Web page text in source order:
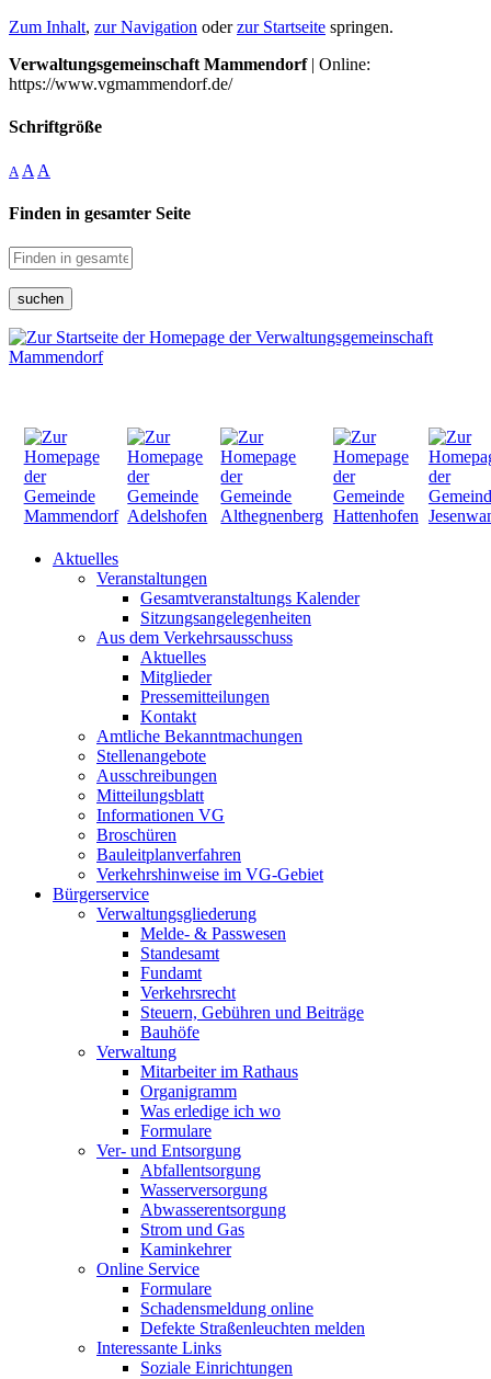
Zum Inhalt, zur Navigation oderzur Startseite springen.
Verwaltungsgemeinschaft Mammendorf| Online:
https://www.vgmammendorf.de/
Schriftgröße
A A A
Finden in gesamter Seite
suchen
Aktuelles
Veranstaltungen
Gesamtveranstaltungs Kalender
Sitzungsangelegenheiten
Aus dem Verkehrsausschuss
Aktuelles
Mitglieder
Pressemitteilungen
Kontakt
Amtliche Bekanntmachungen
Stellenangebote
Ausschreibungen
Mitteilungsblatt
Informationen VG
Broschüren
Bauleitplanverfahren
Verkehrshinweise im VG-Gebiet
Bürgerservice
Verwaltungsgliederung
Melde- & Passwesen
Standesamt
Fundamt
Verkehrsrecht
Steuern, Gebühren und Beiträge
Bauhöfe
Verwaltung
Mitarbeiter im Rathaus
Organigramm
Was erledige ich wo
Formulare
Ver- und Entsorgung
Abfallentsorgung
Wasserversorgung
Abwasserentsorgung
Strom und Gas
Kaminkehrer
Online Service
Formulare
Schadensmeldung online
Defekte Straßenleuchten melden
Interessante Links
Soziale Einrichtungen